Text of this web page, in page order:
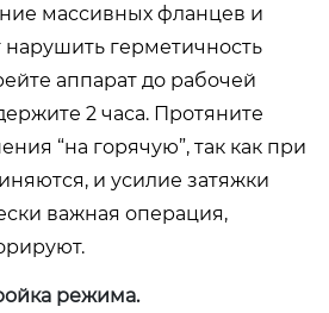
массивных фланцев и
нарушить герметичность
аппарат до рабочей
2 часа. Протяните
“на горячую”, так как при
и усилие затяжки
важная операция,
режима.